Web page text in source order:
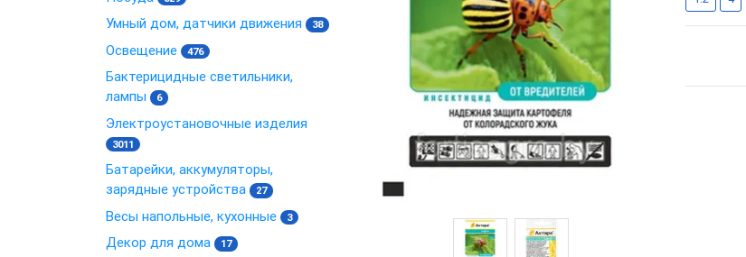
Умный дом, датчики движения 38
Освещение 476
Бактерицидные светильники,
лампы
6
Электроустановочные изделия
3011
Батарейки, аккумуляторы,
зарядные устройства
27
Весы напольные, кухонные 3
Декор для дома 17